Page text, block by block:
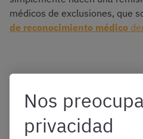
médicos de exclusiones, que
de reconocimiento médico
Otros
Nos
privacidad